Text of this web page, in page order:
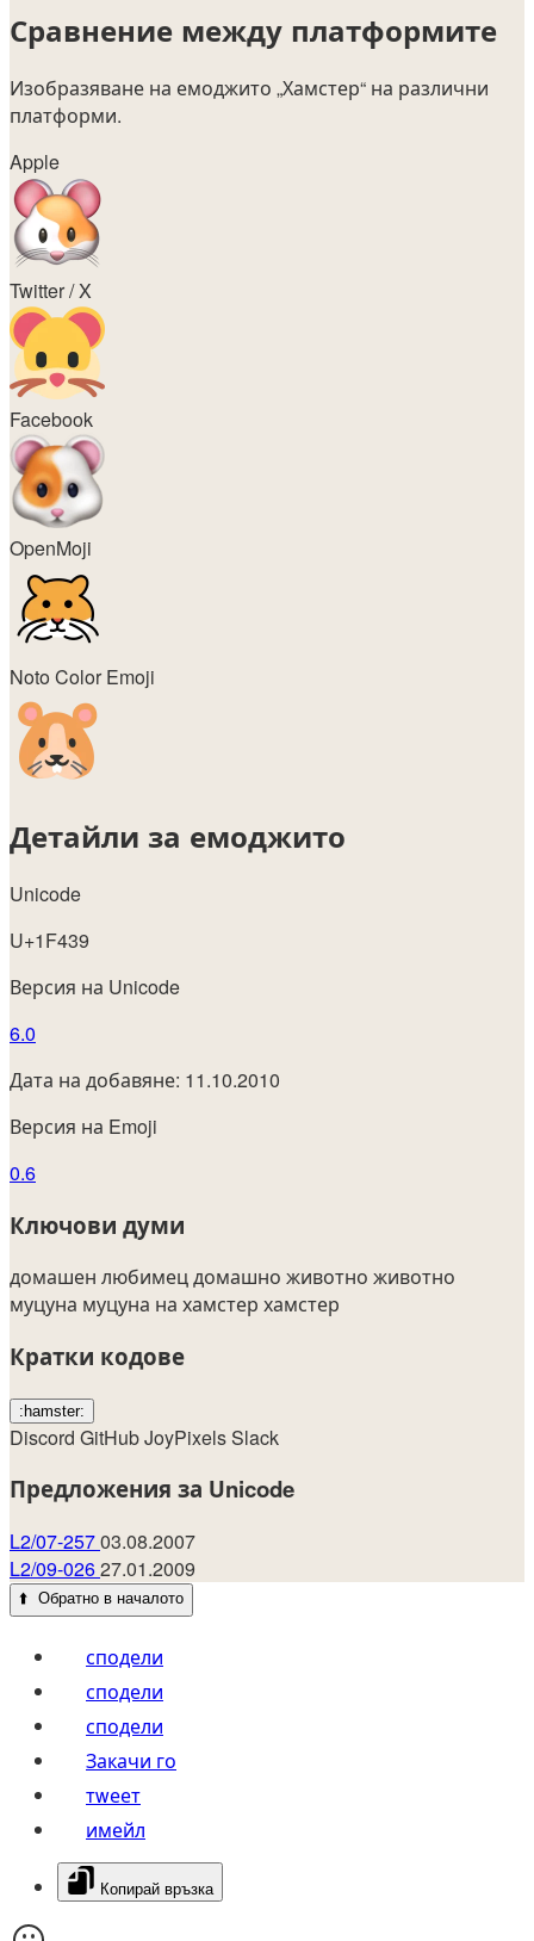
Сравнение между платформите
Изобразяване на емоджито „Хамстер“ на различни
платформи.
Apple
Twitter / X
Facebook
OpenMoji
Noto Color Emoji
Детайли за емоджито
Unicode
U+1F439
Версия на Unicode
6.0
Дата на добавяне: 11.10.2010
Версия на Emoji
0.6
Ключови думи
домашен любимецдомашно животно животно
муцуна муцуна на хамстер хамстер
Кратки кодове
:hamster:
Discord GitHubJoyPixelsSlack
Предложения за Unicode
L2/07-25703.08.2007
L2/09-02627.01.2009
⬆️ Обратно в началото
сподели
сподели
сподели
Закачи го
тwеет
имейл
Копирай връзка